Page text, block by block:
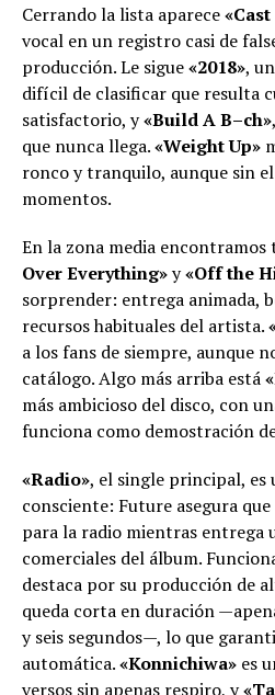
Cerrando la lista aparece
vocal en un registro casi de
producción. Le sigue«2018»,
difícil de clasificar que resulta
satisfactorio, y«Build A B–ch»
que nunca llega.«Weight Up»
ronco y tranquilo, aunque sin
momentos.
En la zona media encontramos
Over Everything»y«Off the
sorprender: entrega animada,
recursos habituales del artista.
a los fans de siempre, aunque
catálogo. Algo más arriba está
más ambicioso del disco, con
funciona como demostración
«Radio», el single principal, es
consciente: Future asegura
para la radio mientras entrega
comerciales del álbum.
destaca por su producción de
queda corta en duración
y seis segundos—, lo que
automática.«Konnichiwa» es
versos sin apenas respiro, y